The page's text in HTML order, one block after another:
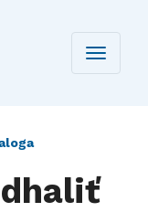
Toggle